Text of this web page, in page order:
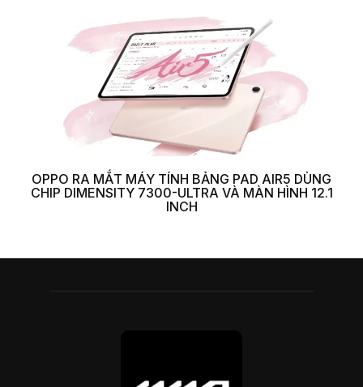
OPPO RA MẮT MÁY TÍNH BẢNG PAD AIR5 DÙNG
CHIP DIMENSITY 7300-ULTRA VÀ MÀN HÌNH 12.1
INCH